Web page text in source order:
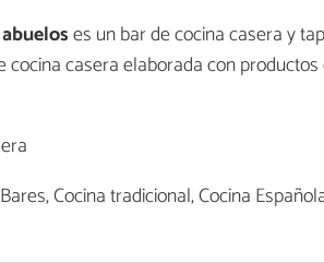
es un bar de cocina casera y
cocina casera elaborada con
Cocina tradicional, Cocina